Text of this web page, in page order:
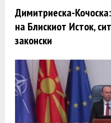
Димитриеска-
на Блискиот Исток,
законски